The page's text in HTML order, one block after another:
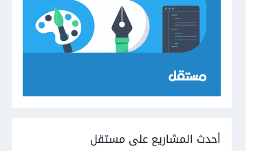
أحدث المشاريع على مستقل